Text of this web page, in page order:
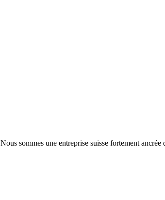
Nous sommes une entreprise suisse fortement ancrée